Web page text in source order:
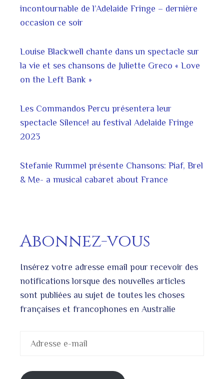
incontournable de l’Adelaide Fringe – dernière
occasion ce soir
Louise Blackwell chante dans un spectacle sur
la vie et ses chansons de Juliette Greco « Love
on the Left Bank »
Les Commandos Percu présentera leur
spectacle Silence! au festival Adelaide Fringe
2023
Stefanie Rummel présente Chansons: Piaf, Brel
& Me- a musical cabaret about France
Abonnez-vous
Insérez votre adresse email pour recevoir des
notifications lorsque des nouvelles articles
sont publiées au sujet de toutes les choses
françaises et francophones en Australie